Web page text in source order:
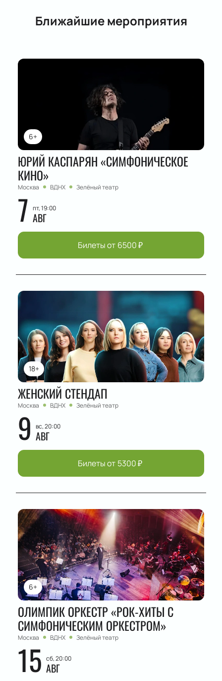
Ближайшие мероприятия
6+
ЮРИЙ КАСПАРЯН «СИМФОНИЧЕСКОЕ
КИНО»
Москва ВДНХ Зелёный театр
7 пт, 19:00
АВГ
Билеты от 6500₽
18+
ЖЕНСКИЙ СТЕНДАП
Москва ВДНХ Зелёный театр
9 вс, 20:00
АВГ
Билеты от 5300₽
6+
ОЛИМПИК ОРКЕСТР «РОК-ХИТЫ С
СИМФОНИЧЕСКИМ ОРКЕСТРОМ»
Москва ВДНХ Зелёный театр
15 сб, 20:00
АВГ